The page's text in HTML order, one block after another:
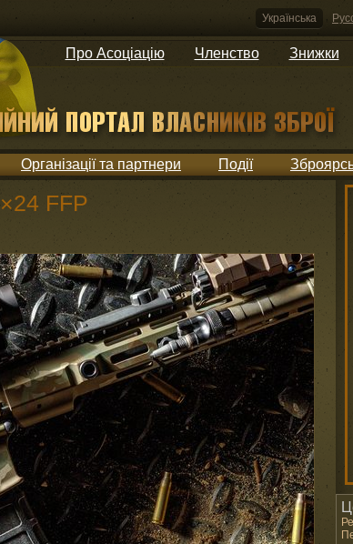
Українська
Про Асоціацію Членство Знижки
Організації та партнери Події
FFP